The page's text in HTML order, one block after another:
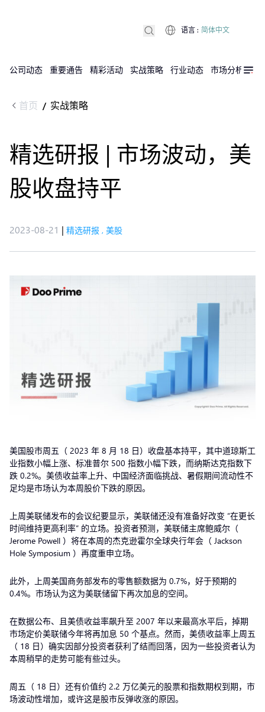
公司动态 重要通告 精彩活动 实战策略 行业动态 市场分析
语言 : 简体中文
首页 / 实战策略
精选研报 | 市场波动，美
股收盘持平
2023-08-21 | 精选研报 , 美股
美国股市周五（ 2023 年 8 月 18 日）收盘基本持平，其中道琼斯工
业指数小幅上涨、标准普尔 500 指数小幅下跌，而纳斯达克指数下
跌 0.2%。美债收益率上升、中国经济面临挑战、暑假期间流动性不
足均是市场认为本周股价下跌的原因。
上周美联储发布的会议纪要显示，美联储还没有准备好改变 “在更长
时间维持更高利率” 的立场。投资者预测，美联储主席鲍威尔（
Jerome Powell ）将在本周的杰克逊霍尔全球央行年会（ Jackson
Hole Symposium ）再度重申立场。
此外，上周美国商务部发布的零售额数据为 0.7%，好于预期的
0.4%。市场认为这为美联储留下再次加息的空间。
在数据公布、且美债收益率飙升至 2007 年以来最高水平后，掉期
市场定价美联储今年将再加息 50 个基点。然而，美债收益率上周五
（ 18 日）确实因部分投资者获利了结而回落，因为一些投资者认为
本周稍早的走势可能有些过头。
周五（ 18 日）还有价值约 2.2 万亿美元的股票和指数期权到期，市
场波动性增加，或许这是股市反弹收涨的原因。